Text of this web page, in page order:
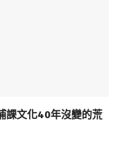
課文化40年沒變的荒